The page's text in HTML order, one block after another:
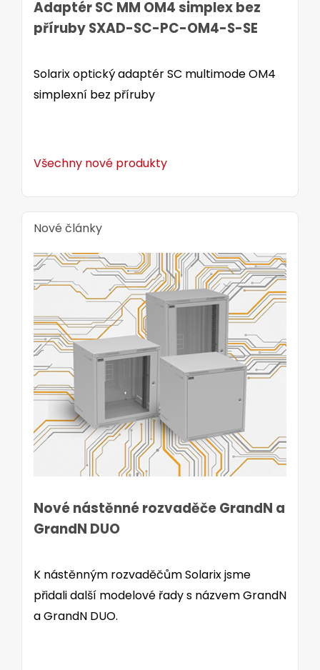
Adaptér SC MM OM4 simplex bez
příruby SXAD-SC-PC-OM4-S-SE
Solarix optický adaptér SC multimode OM4
simplexní bez příruby
Všechny nové produkty
Nové články
Nové nástěnné rozvaděče GrandN a
GrandN DUO
K nástěnným rozvaděčům Solarix jsme
přidali další modelové řady s názvem GrandN
a GrandN DUO.